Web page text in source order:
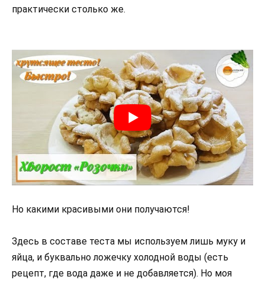
практически столько же.
Но какими красивыми они получаются!
Здесь в составе теста мы используем лишь муку и
яйца, и буквально ложечку холодной воды (есть
рецепт, где вода даже и не добавляется). Но моя